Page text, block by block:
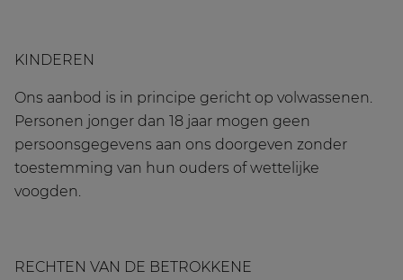
KINDEREN
Ons aanbod is in principe gericht op volwassenen.
Personen jonger dan 18 jaar mogen geen
persoonsgegevens aan ons doorgeven zonder
toestemming van hun ouders of wettelijke
voogden.
RECHTEN VAN DE BETROKKENE